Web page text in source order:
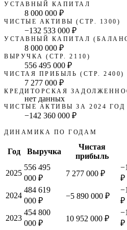
УСТАВНЫЙ КАПИТАЛ
8 000 000 ₽
ЧИСТЫЕ АКТИВЫ (СТР. 1300)
−132 533 000 ₽
УСТАВНЫЙ КАПИТАЛ
8 000 000 ₽
ВЫРУЧКА (СТР. 2110)
556 495 000 ₽
ЧИСТАЯ ПРИБЫЛЬ (СТР. 2400)
7 277 000 ₽
КРЕДИТОРСКАЯ
нет данных
ЧИСТЫЕ АКТИВЫ ЗА 2024 ГОД
−142 360 000 ₽
ДИНАМИКА ПО ГОДАМ
Год Выручка
Чистая
прибыль
2025
556 495
000 ₽
7 277 000 ₽
₽
2024
484 619
000 ₽
−5 890 000 ₽
₽
2023
454 800
000 ₽
10 952 000 ₽
₽